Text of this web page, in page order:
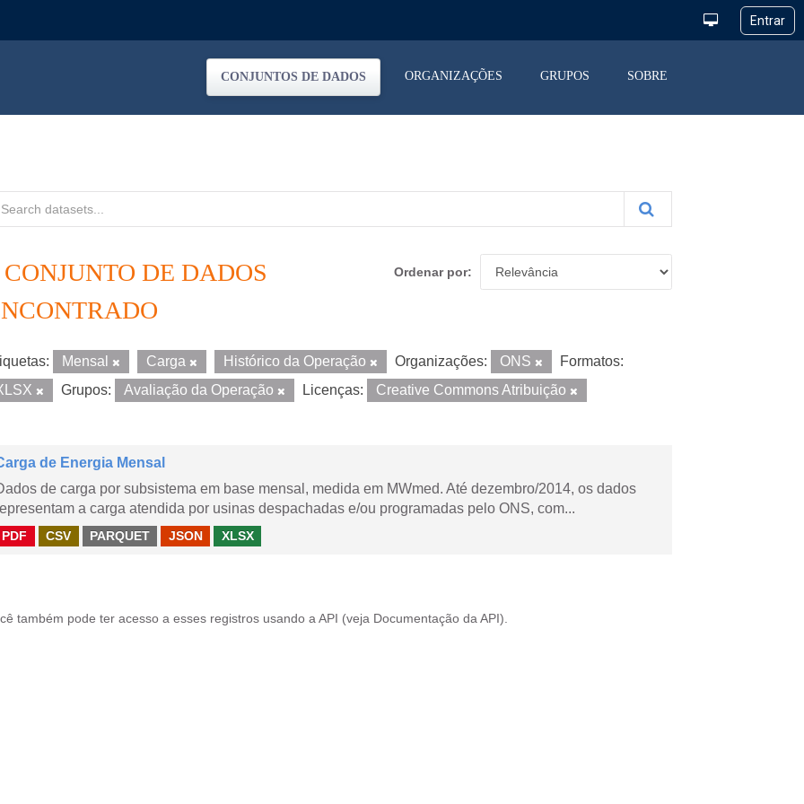
CONJUNTOS DE DADOS ORGANIZAÇÕES GRUPOS SOBRE
Ordenar por
CONJUNTO DE DADOS
Mensal Carga Histórico da Operação Organizações: ONS
Formatos:
Grupos: Avaliação da Operação Licenças: Creative Commons Atribuição
de Energia Mensal
de carga por subsistema em base mensal, medida em MWmed. Até dezembro/2014, os dados
a carga atendida por usinas despachadas e/ou programadas pelo ONS, com...
PDF CSV PARQUET JSON XLSX
também pode ter acesso a esses registros usando a API (veja Documentação da API ).